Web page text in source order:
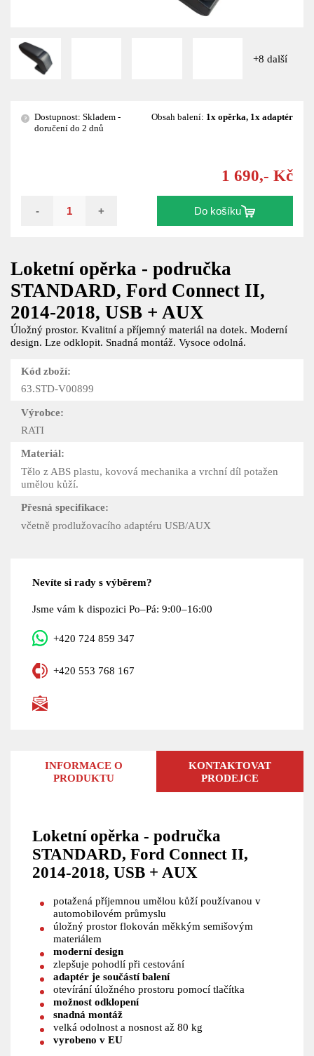
+8 další
Loketní opěrka - područka
STANDARD, Ford Connect II,
2014-2018, USB + AUX
Úložný prostor. Kvalitní a příjemný materiál na dotek. Moderní
design. Lze odklopit. Snadná montáž. Vysoce odolná.
Kód zboží:
63.STD-V00899
Výrobce:
RATI
Materiál:
Tělo z ABS plastu, kovová mechanika a vrchní díl potažen
umělou kůží.
Přesná specifikace:
včetně prodlužovacího adaptéru USB/AUX
?
Dostupnost: Skladem -
doručení do 2 dnů
Obsah balení: 1x opěrka, 1x adaptér
1 690,- Kč
- + Do košíku
Nevíte si rady s výběrem?
Jsme vám k dispozici Po–Pá: 9:00–16:00
+420 724 859 347
+420 553 768 167
INFORMACE O
PRODUKTU
KONTAKTOVAT
PRODEJCE
Loketní opěrka - područka
STANDARD, Ford Connect II,
2014-2018, USB + AUX
potažená příjemnou umělou kůží používanou v
automobilovém průmyslu
úložný prostor flokován měkkým semišovým
materiálem
moderní design
zlepšuje pohodlí při cestování
adaptér je součástí balení
otevírání úložného prostoru pomocí tlačítka
možnost odklopení
snadná montáž
velká odolnost a nosnost až 80 kg
vyrobeno v EU